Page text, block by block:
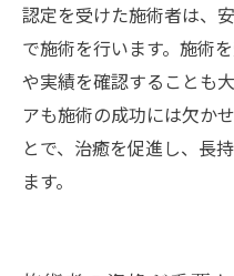
認定を受けた施術者は、
で施術を行います。施術
や実績を確認することも
アも施術の成功には欠か
とで、治癒を促進し、長
ます。